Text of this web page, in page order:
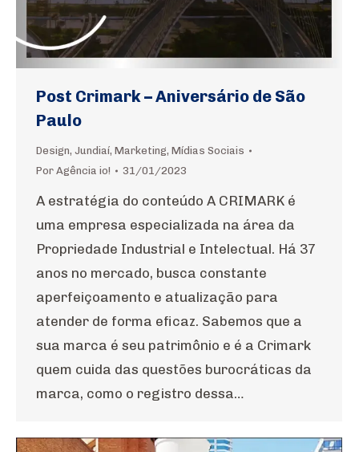
Post Crimark – Aniversário de São
Paulo
Design, Jundiaí, Marketing, Mídias Sociais
Por Agência io! 31/01/2023
A estratégia do conteúdo A CRIMARK é
uma empresa especializada na área da
Propriedade Industrial e Intelectual. Há 37
anos no mercado, busca constante
aperfeiçoamento e atualização para
atender de forma eficaz. Sabemos que a
sua marca é seu patrimônio e é a Crimark
quem cuida das questões burocráticas da
marca, como o registro dessa…